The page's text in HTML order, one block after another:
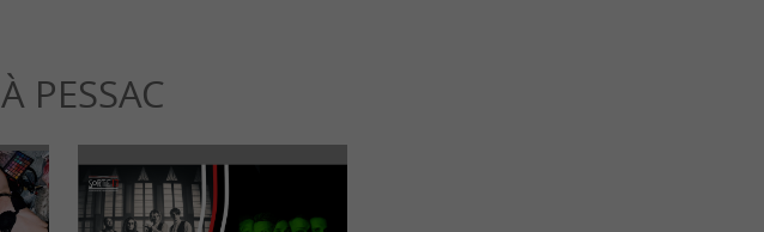
À PESSAC